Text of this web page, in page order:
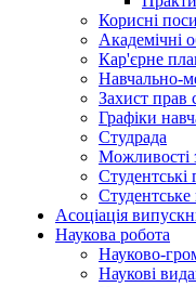
Корисні
Академічні
Кар'єрне
Навчально-
Захист прав
Графіки
Студрада
Можливості
Студентські
Студентське
Асоціація
Наукова робота
Науково-
Наукові